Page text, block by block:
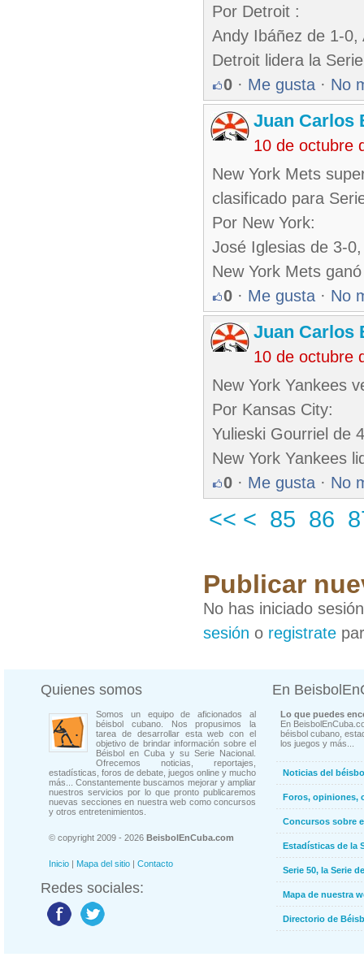
Por Detroit :
Andy Ibáñez de 1-0,
Detroit lidera la
0 · Me gusta · No
Juan Carlos
10 de octubre
New York Mets
clasificado para
Por New York:
José Iglesias de 3-
New York Mets
0 · Me gusta · No
Juan Carlos
10 de octubre
New York Yankees
Por Kansas City:
Yulieski Gourriel de
New York Yankees
0 · Me gusta · No
<< < 85 86
Publicar
No has iniciado
sesión o registrate
Quienes somos
Somos un equipo de aficionados al
béisbol cubano. Nos propusimos la
tarea de desarrollar esta web con el
objetivo de brindar información sobre el
Béisbol en Cuba y su Serie Nacional.
Ofrecemos noticias, reportajes,
estadísticas, foros de debate, juegos online y mucho
más... Constantemente buscamos mejorar y ampliar
nuestros servicios por lo que pronto publicaremos
nuevas secciones en nuestra web como concursos
y otros entretenimientos.
© copyright 2009 - 2026 BeisbolEnCuba.com
Inicio | Mapa del sitio | Contacto
Redes sociales:
En
Lo que puedes
En
béisbol cubano,
los juegos y más...
Noticias del
Foros, opiniones,
Concursos sobre
Estadísticas de la
Serie 50, la Serie
Mapa de nuestra
Directorio de